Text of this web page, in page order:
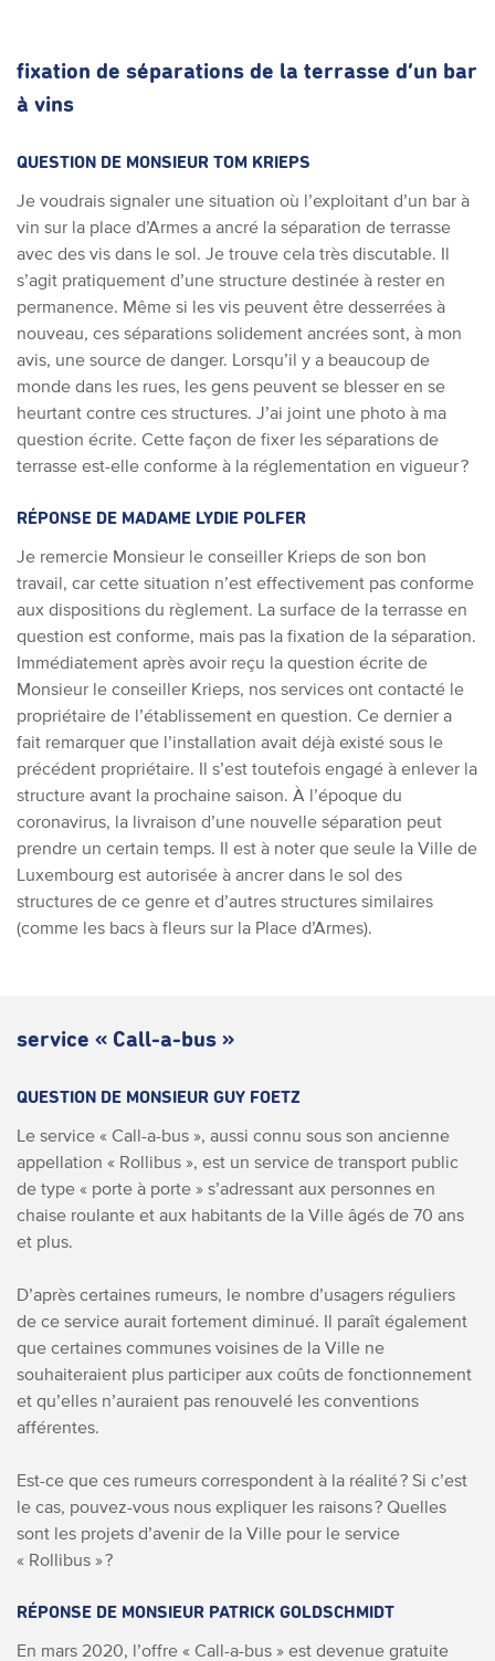
fixation de séparations de la terrasse d’un bar
à vins
QUESTION DE MONSIEUR TOM KRIEPS
Je voudrais signaler une situation où l’exploitant d’un bar à
vin sur la place d’Armes a ancré la séparation de terrasse
avec des vis dans le sol. Je trouve cela très discutable. Il
s’agit pratiquement d’une structure destinée à rester en
permanence. Même si les vis peuvent être desserrées à
nouveau, ces séparations solidement ancrées sont, à mon
avis, une source de danger. Lorsqu’il y a beaucoup de
monde dans les rues, les gens peuvent se blesser en se
heurtant contre ces structures. J’ai joint une photo à ma
question écrite. Cette façon de fixer les séparations de
terrasse est-elle conforme à la réglementation en vigueur ?
RÉPONSE DE MADAME LYDIE POLFER
Je remercie Monsieur le conseiller Krieps de son bon
travail, car cette situation n’est effectivement pas conforme
aux dispositions du règlement. La surface de la terrasse en
question est conforme, mais pas la fixation de la séparation.
Immédiatement après avoir reçu la question écrite de
Monsieur le conseiller Krieps, nos services ont contacté le
propriétaire de l’établissement en question. Ce dernier a
fait remarquer que l’installation avait déjà existé sous le
précédent propriétaire. Il s’est toutefois engagé à enlever la
structure avant la prochaine saison. À l’époque du
coronavirus, la livraison d’une nouvelle séparation peut
prendre un certain temps. Il est à noter que seule la Ville de
Luxembourg est autorisée à ancrer dans le sol des
structures de ce genre et d’autres structures similaires
(comme les bacs à fleurs sur la Place d’Armes).
service « Call-a-bus »
QUESTION DE MONSIEUR GUY FOETZ
Le service « Call-a-bus », aussi connu sous son ancienne
appellation « Rollibus », est un service de transport public
de type « porte à porte » s’adressant aux personnes en
chaise roulante et aux habitants de la Ville âgés de 70 ans
et plus.
D’après certaines rumeurs, le nombre d’usagers réguliers
de ce service aurait fortement diminué. Il paraît également
que certaines communes voisines de la Ville ne
souhaiteraient plus participer aux coûts de fonctionnement
et qu’elles n’auraient pas renouvelé les conventions
afférentes.
Est-ce que ces rumeurs correspondent à la réalité ? Si c’est
le cas, pouvez-vous nous expliquer les raisons ? Quelles
sont les projets d’avenir de la Ville pour le service
« Rollibus » ?
RÉPONSE DE MONSIEUR PATRICK GOLDSCHMIDT
En mars 2020, l’offre « Call-a-bus » est devenue gratuite